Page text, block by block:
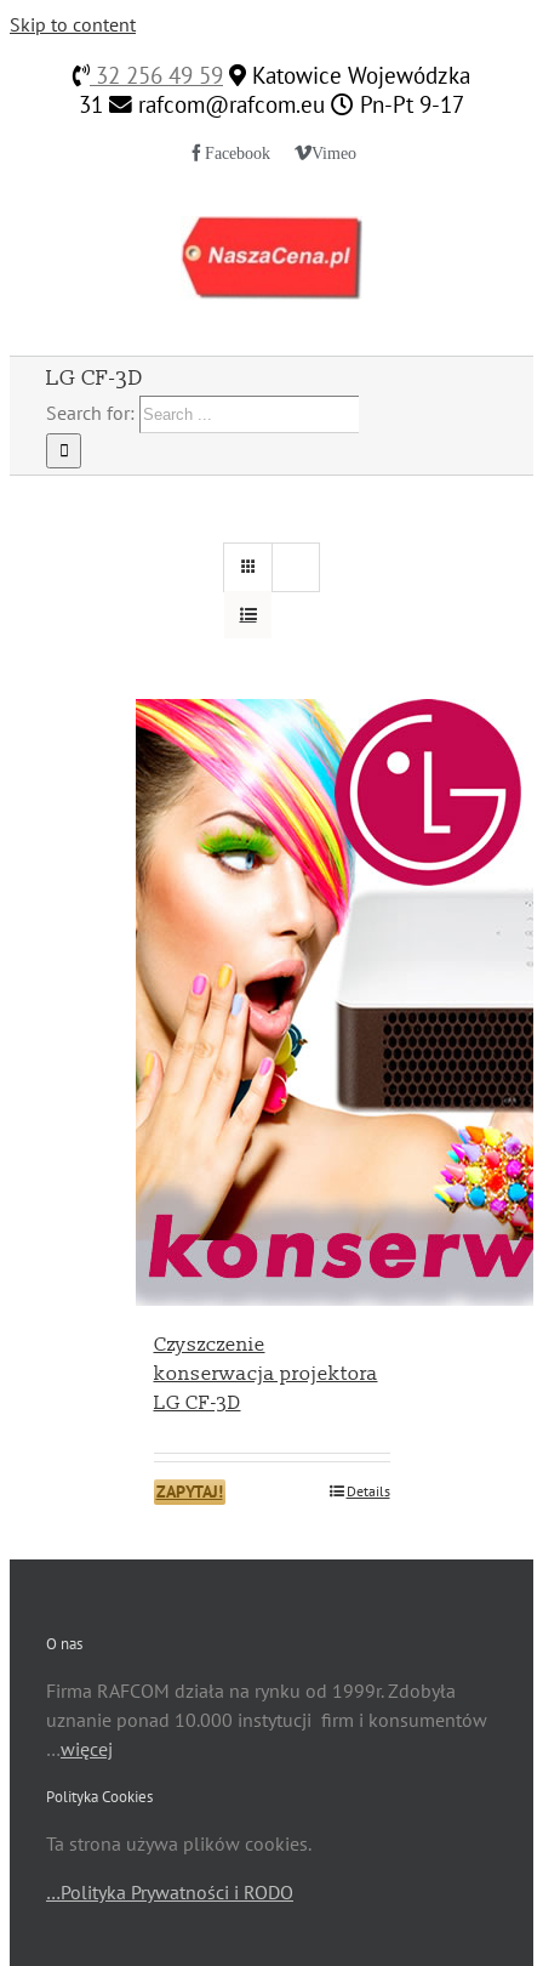
Skip to content
32 256 49 59
Katowice Wojewódzka
31
rafcom@rafcom.eu Pn-Pt 9-17
Facebook Vimeo
LG CF-3D
Search for:
Czyszczenie
konserwacja projektora
LG CF-3D
ZAPYTAJ! Details
O nas
Firma RAFCOM działa na rynku od 1999r. Zdobyła
uznanie ponad 10.000 instytucji firm i konsumentów
…więcej
Polityka Cookies
Ta strona używa plików cookies.
…Polityka Prywatności i RODO